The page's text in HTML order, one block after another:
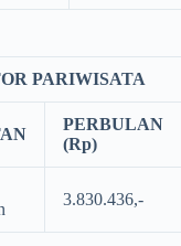
PARIWISATA
PERBULAN
(Rp)
3.830.436,-